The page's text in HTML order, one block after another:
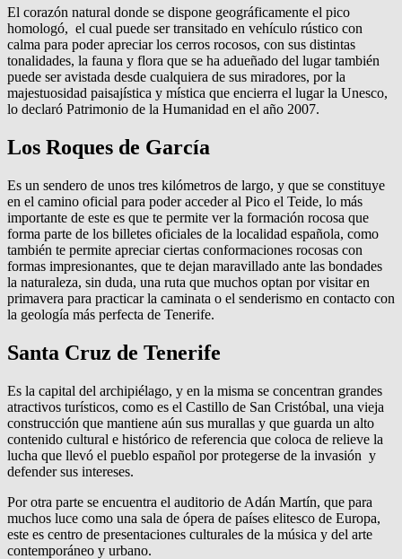
El corazón natural donde se dispone geográficamente el pico
homologó, el cual puede ser transitado en vehículo rústico con
calma para poder apreciar los cerros rocosos, con sus distintas
tonalidades, la fauna y flora que se ha adueñado del lugar también
puede ser avistada desde cualquiera de sus miradores, por la
majestuosidad paisajística y mística que encierra el lugar la Unesco,
lo declaró Patrimonio de la Humanidad en el año 2007.
Los Roques de García
Es un sendero de unos tres kilómetros de largo, y que se constituye
en el camino oficial para poder acceder al Pico el Teide, lo más
importante de este es que te permite ver la formación rocosa que
forma parte de los billetes oficiales de la localidad española, como
también te permite apreciar ciertas conformaciones rocosas con
formas impresionantes, que te dejan maravillado ante las bondades
la naturaleza, sin duda, una ruta que muchos optan por visitar en
primavera para practicar la caminata o el senderismo en contacto con
la geología más perfecta de Tenerife.
Santa Cruz de Tenerife
Es la capital del archipiélago, y en la misma se concentran grandes
atractivos turísticos, como es el Castillo de San Cristóbal, una vieja
construcción que mantiene aún sus murallas y que guarda un alto
contenido cultural e histórico de referencia que coloca de relieve la
lucha que llevó el pueblo español por protegerse de la invasión y
defender sus intereses.
Por otra parte se encuentra el auditorio de Adán Martín, que para
muchos luce como una sala de ópera de países elitesco de Europa,
este es centro de presentaciones culturales de la música y del arte
contemporáneo y urbano.